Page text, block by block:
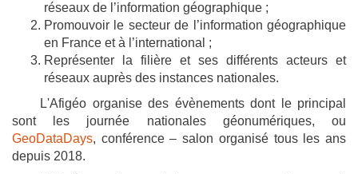
réseaux de l’information géographique ;
Promouvoir le secteur de l’information géographique
en France et à l’international ;
Représenter la filière et ses différents acteurs et
réseaux auprès des instances nationales.
L'Afigéo organise des évènements dont le principal
sont les journée nationales géonumériques, ou
GeoDataDays, conférence – salon organisé tous les ans
depuis 2018.